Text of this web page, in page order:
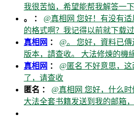
我很苦恼，希望能帮我解答一
。 ： @真相网 您好！有没有
的格式啊？我记得以前就下载
真相网 ： @。 您好，資料已
版本，請查收。 大法修煉的機
真相网 ： @匿名 不好意思，
了，请查收
匿名 ： @真相网 您好，什么
大法全套书籍发送到我的邮箱，